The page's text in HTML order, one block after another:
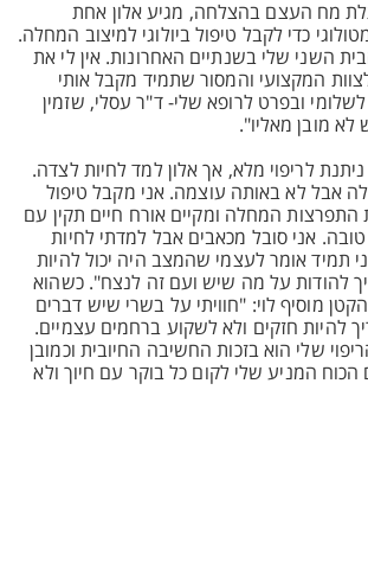
מח העצם בהצלחה, מגיע אלון אחת
כדי לקבל טיפול ביולוגי למיצוב המחלה.
השני שלי בשנתיים האחרונות. אין לי את
המקצועי והמסור שתמיד מקבל אותי
ובפרט לרופא שלי- ד"ר עסלי, שזמין
לריפוי מלא, אך אלון למד לחיות לצדה.
אבל לא באותה עוצמה. אני מקבל טיפול
המחלה ומקיים אורח חיים תקין עם
אני סובל מכאבים אבל למדתי לחיות
תמיד אומר לעצמי שהמצב היה יכול להיות
להודות על מה שיש ועם זה לנצח". כשהוא
מוסיף לוי: "חוויתי על בשרי שיש דברים
להיות חזקים ולא לשקוע ברחמים עצמיים.
שלי הוא בזכות החשיבה החיובית וכמובן
המניע שלי לקום כל בוקר עם חיוך ולא